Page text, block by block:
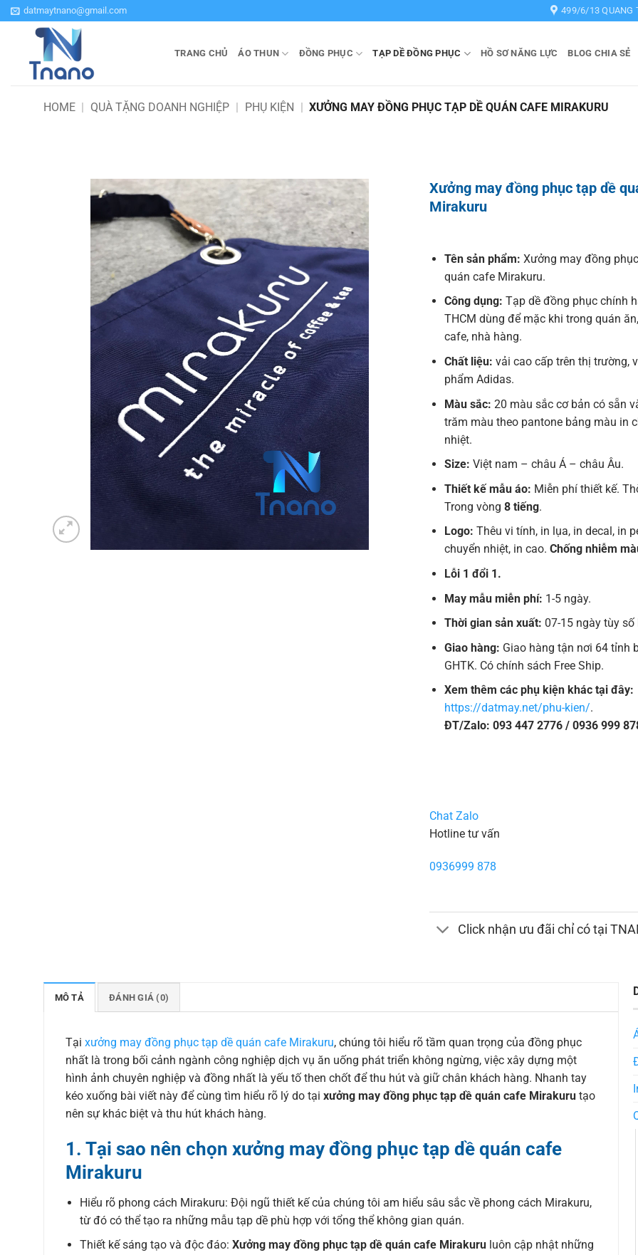
Bỏ
qua
datmaytnano@gmail.com 499/6/13 QUANG
TRANG CHỦ ÁO THUN ĐỒNG PHỤC TẠP DỀ ĐỒNG PHỤC HỒ SƠ NĂNG LỰC BLOG CHIA SẺ
HOME | QUÀ TẶNG DOANH NGHIỆP | PHỤ KIỆN | XƯỞNG MAY ĐỒNG PHỤC TẠP DỀ QUÁN CAFE MIRAKURU
Xưởng may đồng phục tạp dề
Mirakuru
Tên sản phẩm: Xưởng may đồng
quán cafe Mirakuru.
Công dụng: Tạp dề đồng phục chính
THCM dùng để mặc khi trong quán
cafe, nhà hàng.
Chất liệu: vải cao cấp trên thị trường,
phẩm Adidas.
Màu sắc: 20 màu sắc cơ bản có sẵn
trăm màu theo pantone bảng màu in
nhiệt.
Size: Việt nam – châu Á – châu Âu.
Thiết kế mẫu áo: Miễn phí thiết kế.
Trong vòng 8 tiếng.
Logo: Thêu vi tính, in lụa, in decal, in
chuyển nhiệt, in cao. Chống nhiễm
Lỗi 1 đổi 1.
May mẫu miễn phí: 1-5 ngày.
Thời gian sản xuất: 07-15 ngày tùy số
Giao hàng: Giao hàng tận nơi 64 tỉnh
GHTK. Có chính sách Free Ship.
Xem thêm các phụ kiện khác tại đây:
https://datmay.net/phu-kien/.
ĐT/Zalo: 093 447 2776 / 0936 999
Chat Zalo
Hotline tư vấn
0936999 878
Click nhận ưu đãi chỉ có tại
MÔ TẢ ĐÁNH GIÁ (0)
Tại xưởng may đồng phục tạp dề quán cafe Mirakuru, chúng tôi hiểu rõ tầm quan trọng của đồng phục
nhất là trong bối cảnh ngành công nghiệp dịch vụ ăn uống phát triển không ngừng, việc xây dựng một
hình ảnh chuyên nghiệp và đồng nhất là yếu tố then chốt để thu hút và giữ chân khách hàng. Nhanh tay
kéo xuống bài viết này để cùng tìm hiểu rõ lý do tại xưởng may đồng phục tạp dề quán cafe Mirakurutạo
nên sự khác biệt và thu hút khách hàng.
1. Tại sao nên chọn xưởng may đồng phục tạp dề quán cafe
Mirakuru
Hiểu rõ phong cách Mirakuru: Đội ngũ thiết kế của chúng tôi am hiểu sâu sắc về phong cách Mirakuru,
từ đó có thể tạo ra những mẫu tạp dề phù hợp với tổng thể không gian quán.
Thiết kế sáng tạo và độc đáo:Xưởng may đồng phục tạp dề quán cafe Mirakuru luôn cập nhật những